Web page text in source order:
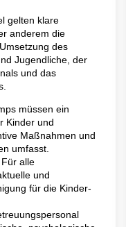
gelten klare
anderem die
des
Jugendliche, der
und das
müssen ein
Kinder und
Maßnahmen und
umfasst.
Für alle
und
für die Kinder-